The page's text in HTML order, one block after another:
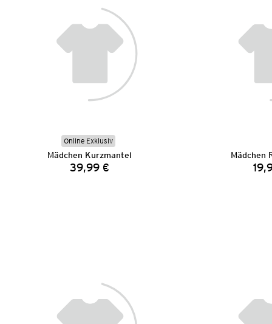
Online Exklusiv
Mädchen Kurzmantel
Preis:
39,99 €
Mädchen